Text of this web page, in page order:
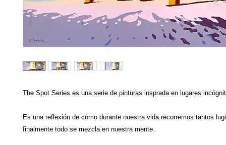
The Spot Series es una serie de pinturas insprada en lugares
Es una reflexión de cómo durante nuestra vida recorremos tantos
finalmente todo se mezcla en nuestra mente.